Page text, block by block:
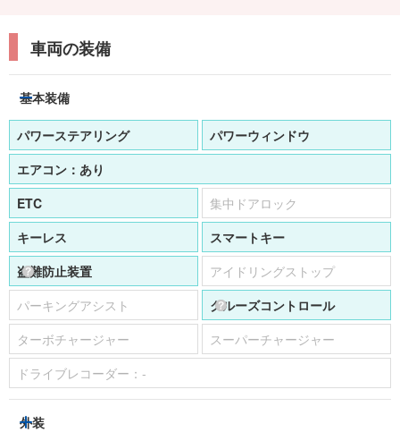
車両の装備
基本装備
パワーステアリング
パワーウィンドウ
エアコン： あり
ETC
集中ドアロック
キーレス
スマートキー
盗難防止装置
アイドリングストップ
パーキングアシスト
クルーズコントロール
ターボチャージャー
スーパーチャージャー
ドライブレコーダー： -
外装